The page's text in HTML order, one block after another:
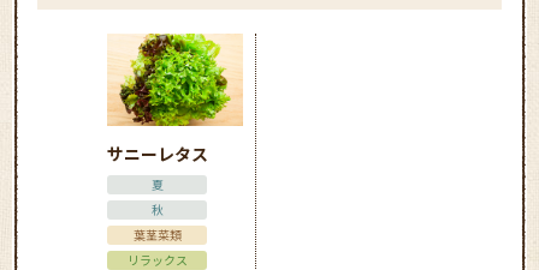
サニーレタス
夏
秋
葉茎菜類
リラックス